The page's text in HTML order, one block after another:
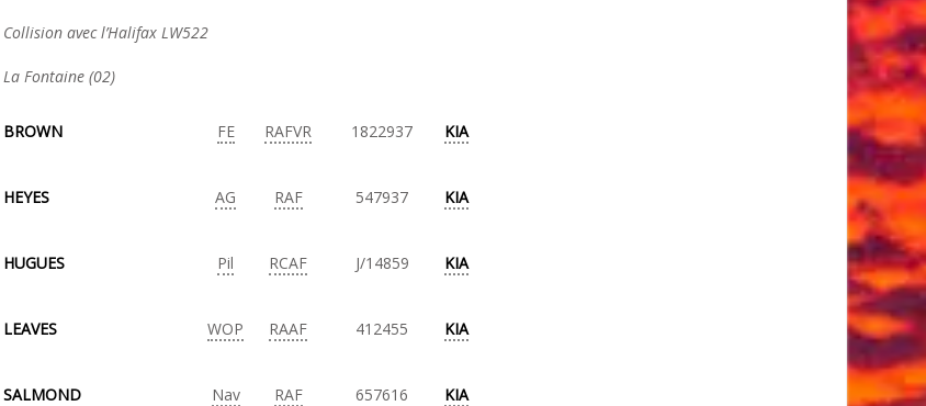
Collision avec l’Halifax LW522
La Fontaine (02)
BROWN FE RAFVR 1822937 KIA
HEYES AG RAF 547937 KIA
HUGUES Pil RCAF J/14859 KIA
LEAVES WOP RAAF 412455 KIA
SALMOND Nav RAF 657616 KIA